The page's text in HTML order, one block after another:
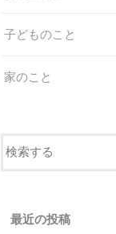
子どものこと
家のこと
最近の投稿